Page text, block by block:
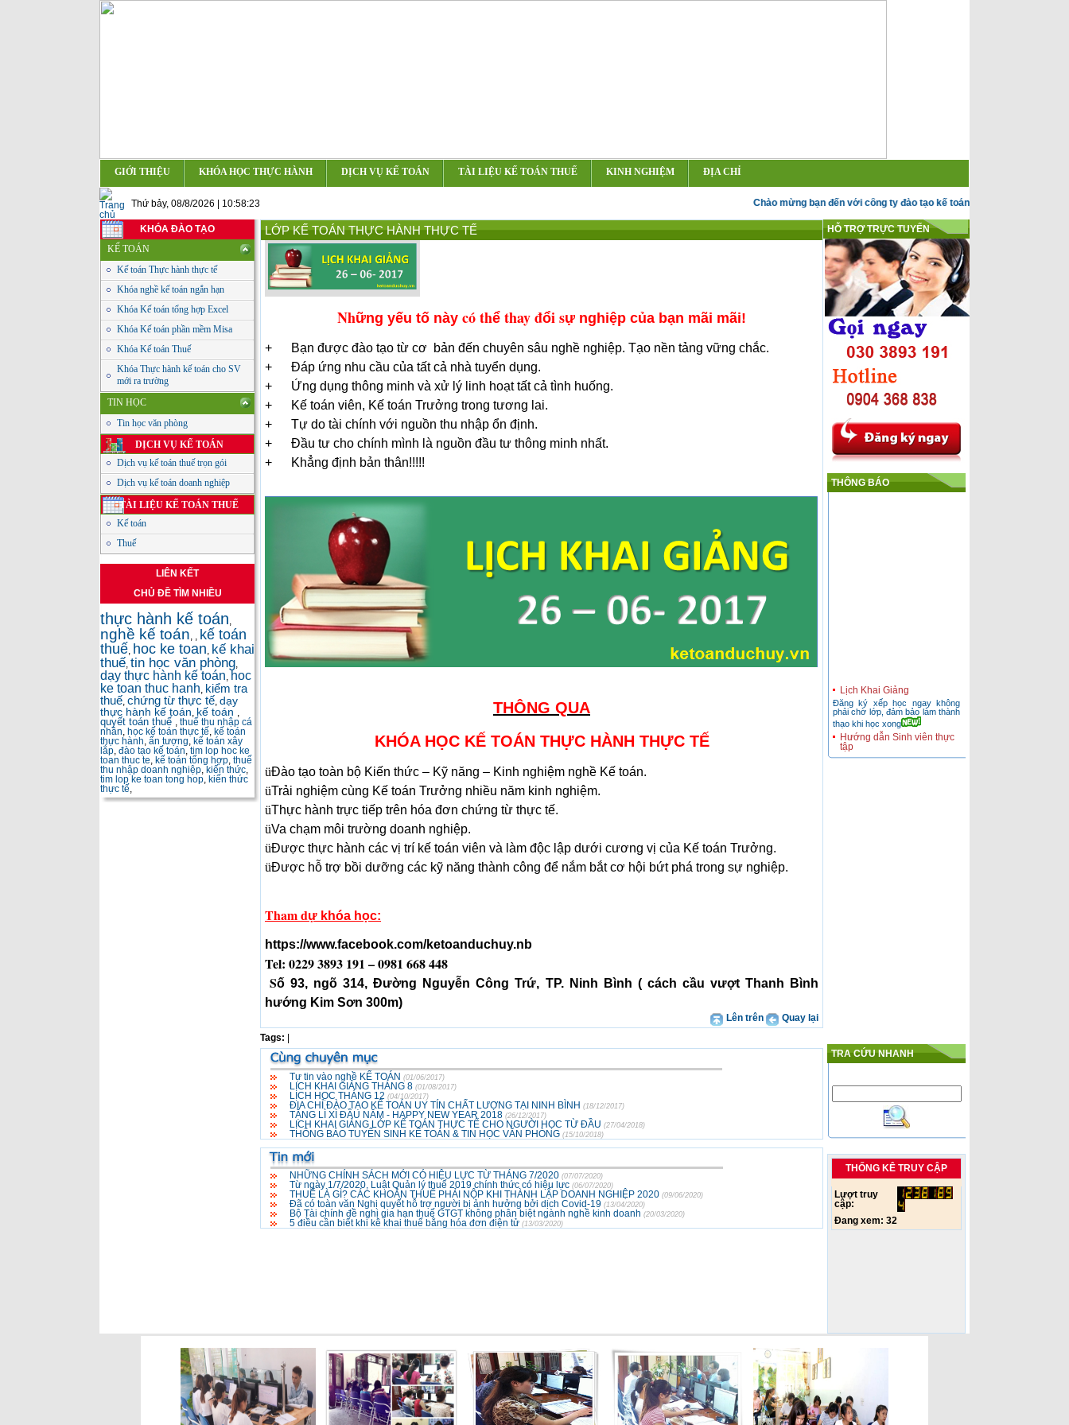
GIỚI THIỆU KHÓA HỌC THỰC HÀNH DỊCH VỤ KẾ TOÁN TÀI LIỆU KẾ TOÁN THUẾ KINH NGHIỆM ĐỊA CHỈ
Thứ bảy, 08/8/2026 | 10:58:23 Chào mừng bạn đến với công ty đào tạo kế toán Đức Huy
KHÓA ĐÀO TẠO
KẾ TOÁN
Kế toán Thực hành thực tế
Khóa nghề kế toán ngắn hạn
Khóa Kế toán tổng hợp Excel
Khóa Kế toán phần mềm Misa
Khóa Kế toán Thuế
Khóa Thực hành kế toán cho SV
mới ra trường
TIN HỌC
Tin học văn phòng
DỊCH VỤ KẾ TOÁN
Dịch vụ kế toán thuế trọn gói
Dịch vụ kế toán doanh nghiệp
TÀI LIỆU KẾ TOÁN THUẾ
Kế toán
Thuế
LIÊN KẾT
CHỦ ĐỀ TÌM NHIỀU
thực hành kế toán,
nghề kế toán, , kế toán
thuế, hoc ke toan, kế khai
thuế, tin học văn phòng,
dạy thực hành kế toán, hoc
ke toan thuc hanh, kiểm tra
thuế, chứng từ thực tế, dạy
thực hành kế toán, kế toán ,
quyết toán thuế , thuế thu nhập cá
nhân, học kế toán thực tế, kế toán
thực hành, ấn tượng, kế toán xây
lắp, đào tạo kế toán, tim lop hoc ke
toan thuc te, kế toán tổng hợp, thuế
thu nhập doanh nghiệp, kiến thức,
tim lop ke toan tong hop, kiến thức
thực tế,
LỚP KẾ TOÁN THỰC HÀNH THỰC TẾ
Những yếu tố này cóthể thayđổi sự nghiệp của bạn mãi mãi!
+ Bạn được đào tạo từ cơ bản đến chuyên sâu nghề nghiệp. Tạo nền tảng vững chắc.
+
Đáp ứng nhu cầu của tất cả nhà tuyển dụng.
+
Ứng dụng thông minh và xử ý linh hoạt tất cả tình huống.
+
Kế toán viên, Kế toán Trưởng trong tương lai.
+
Tự do tài chính với nguồn thu nhập ổn định.
+
Đầu tư cho chính mình l à nguồn đầu tư thông minh nhất.
+
Khẳng định bản thân!!!!!
THÔNG QUA
KHÓA HỌC KẾTOÁN THỰC HÀNH THỰC TẾ
üĐào tạo toàn bộ Kiến thức – Kỹ năng – Kinh nghiệm nghề Kế toán.
üTrải nghiệm cùng Kế toán Trưởng nhiều năm kinh nghiệm.
üThực hành trực tiếp trên hóa đơn chứng từ thực tế.
üVa chạm môi trường doanh nghiệp.
üĐược thực hành các vị trí kế toán viên và làm độc l ập dưới cương vị của Kế toán Trưởng.
üĐược hỗ trợ bồi dưỡng các kỹ năng thành công để nắm bắt cơ hội bứt phá trong sự nghiệp.
Tham dự khóa học:
https://www.facebook.com/ketoanduchuy.nb
Tel: 0229 3893 191 – 0981 668 448
Số 93, ngõ 314, Đường Nguyễn Công Trứ, TP. Ninh Bình ( cách cầu vượt Thanh Bình
hướng Kim Sơn 300m)
Quay lại
Lên trên
Tags:
Tự tin vào nghề KẾ TOÁN (01/06/2017)
LỊCH KHAI GIẢNG THÁNG 8 (01/08/2017)
LỊCH HỌC THÁNG 12 (04/10/2017)
ĐỊA CHỈ ĐÀO TẠO KẾ TOÁN UY TÍN CHẤT LƯỢNG TẠI NINH BÌNH (18/12/2017)
TẶNG LÌ XÌ ĐẦU NĂM - HAPPY NEW YEAR 2018 (26/12/2017)
LỊCH KHAI GIẢNG LỚP KẾ TOÁN THỰC TẾ CHO NGƯỜI HỌC TỪ ĐẦU (27/04/2018)
THÔNG BÁO TUYỂN SINH KẾ TOÁN & TIN HỌC VĂN PHÒNG (15/10/2018)
NHỮNG CHÍNH SÁCH MỚI CÓ HIỆU LỰC TỪ THÁNG 7/2020 (07/07/2020)
Từ ngày 1/7/2020, Luật Quản lý thuế 2019 chính thức có hiệu lực (06/07/2020)
THUẾ LÀ GÌ? CÁC KHOẢN THUẾ PHẢI NỘP KHI THÀNH LẬP DOANH NGHIỆP 2020 (09/06/2020)
Đã có toàn văn Nghị quyết hỗ trợ người bị ảnh hưởng bởi dịch Covid-19 (13/04/2020)
Bộ Tài chính đề nghị gia hạn thuế GTGT không phân biệt ngành nghề kinh doanh (20/03/2020)
5 điều cần biết khi kê khai thuế bằng hóa đơn điện tử (13/03/2020)
HỖ TRỢ TRỰC TUYẾN
THÔNG BÁO
Lịch Khai Giảng
Đăng ký xếp học ngay không
phải chờ lớp, đảm bảo làm thành
thạo khi học xong
Hướng dẫn Sinh viên thực
tập
Bạn là sinh viên năm cuối
TRA CỨU NHANH
THỐNG KÊ TRUY CẬP
Lượt truy
cập:
Đang xem: 32